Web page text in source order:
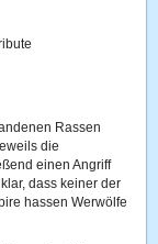
Rassen
die
einen Angriff
dass keiner der
hassen Werwölfe